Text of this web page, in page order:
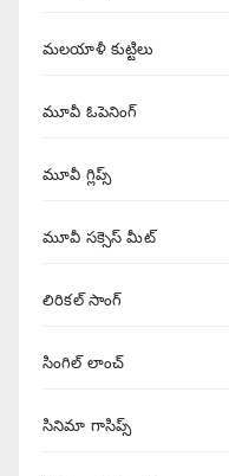
మలయాళీ కుట్టిలు
మూవీ ఓపెనింగ్
మూవీ గ్లిప్స్
మూవీ సక్సెస్ మీట్
లిరికల్ సాంగ్
సింగిల్ లాంచ్
సినిమా గాసిప్స్